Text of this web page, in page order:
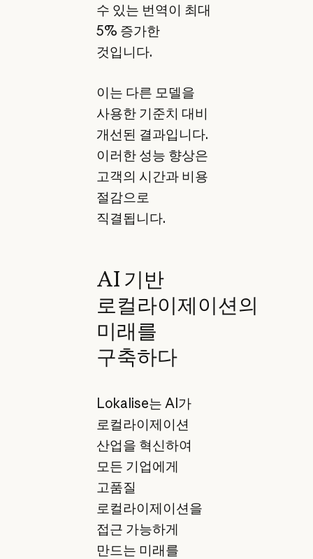
수 있는 번역이 최대
5% 증가한
것입니다.
이는 다른 모델을
사용한 기준치 대비
개선된 결과입니다.
이러한 성능 향상은
고객의 시간과 비용
절감으로
직결됩니다.
AI 기반
로컬라이제이션의
미래를
구축하다
Lokalise는 AI가
로컬라이제이션
산업을 혁신하여
모든 기업에게
고품질
로컬라이제이션을
접근 가능하게
만드는 미래를